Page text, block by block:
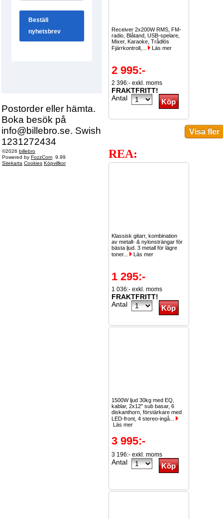
Postorder eller hämta.
Boka besök på
info@billebro.se. Swish
1231272434
©2026 billebro
Powered by FozzCom 9.99
Sitekarta Cookies Köpvillkor
Receiver 2x200W RMS, FM-
radio, Blåtand, USB-spelare,
Mixer, Karaoke, Trådlös
Fjärrkontroll,...
Läs mer
2 995:-
2 396:- exkl. moms
FRAKTFRITT!
Antal
REA:
Klassisk gitarr, kombination
av metall- & nylonsträngar för
bästa ljud. 3 metall för lägre
toner...
Läs mer
1 295:-
1 036:- exkl. moms
FRAKTFRITT!
Antal
1500W ljud 30kg med EQ,
kablar, 2x12" sub basar, 6
diskanthorn, förstärkare med
LED-front, 4 stereo-ingå...
Läs mer
3 995:-
3 196:- exkl. moms
Antal